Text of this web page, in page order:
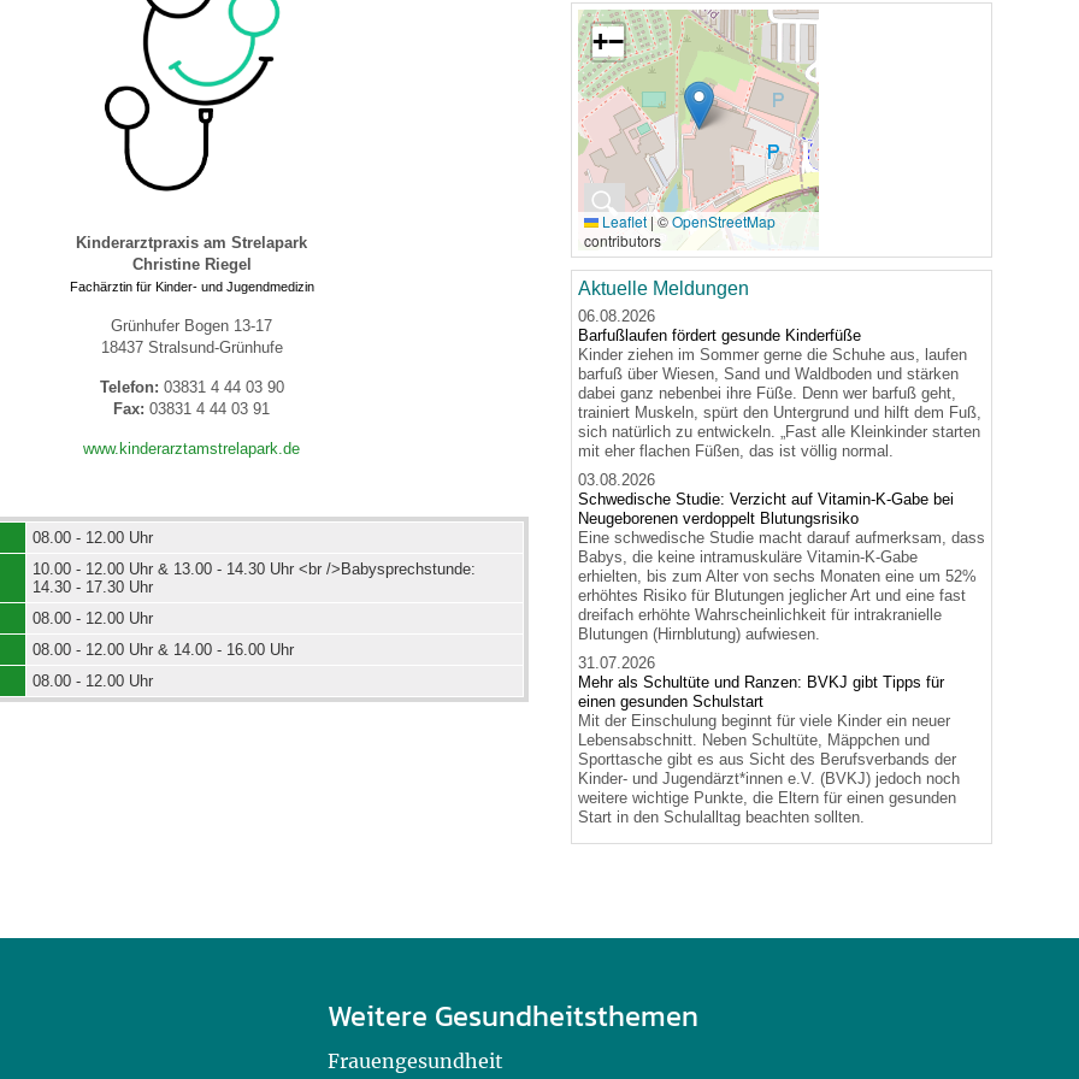
Bildschirmmediengebrauch
Kinderarztpraxis am Strelapark
Christine Riegel
Fachärztin für Kinder- und Jugendmedizin
Grünhufer Bogen 13-17
18437 Stralsund-Grünhufe
Telefon: 03831 4 44 03 90
Fax: 03831 4 44 03 91
www.kinderarztamstrelapark.de
08.00 - 12.00 Uhr
10.00 - 12.00 Uhr & 13.00 - 14.30 Uhr <br />Babysprechstunde:
14.30 - 17.30 Uhr
08.00 - 12.00 Uhr
08.00 - 12.00 Uhr & 14.00 - 16.00 Uhr
08.00 - 12.00 Uhr
🔍
+−
Leaflet |©OpenStreetMap
contributors
Aktuelle Meldungen
06.08.2026
Barfußlaufen fördert gesunde Kinderfüße
Kinder ziehen im Sommer gerne die Schuhe aus, laufen
barfuß über Wiesen, Sand und Waldboden und stärken
dabei ganz nebenbei ihre Füße. Denn wer barfuß geht,
trainiert Muskeln, spürt den Untergrund und hilft dem Fuß,
sich natürlich zu entwickeln. „Fast alle Kleinkinder starten
mit eher flachen Füßen, das ist völlig normal.
03.08.2026
Schwedische Studie: Verzicht auf Vitamin-K-Gabe bei
Neugeborenen verdoppelt Blutungsrisiko
Eine schwedische Studie macht darauf aufmerksam, dass
Babys, die keine intramuskuläre Vitamin-K-Gabe
erhielten, bis zum Alter von sechs Monaten eine um 52%
erhöhtes Risiko für Blutungen jeglicher Art und eine fast
dreifach erhöhte Wahrscheinlichkeit für intrakranielle
Blutungen (Hirnblutung) aufwiesen.
31.07.2026
Mehr als Schultüte und Ranzen: BVKJ gibt Tipps für
einen gesunden Schulstart
Mit der Einschulung beginnt für viele Kinder ein neuer
Lebensabschnitt. Neben Schultüte, Mäppchen und
Sporttasche gibt es aus Sicht des Berufsverbands der
Kinder- und Jugendärzt*innen e.V. (BVKJ) jedoch noch
weitere wichtige Punkte, die Eltern für einen gesunden
Start in den Schulalltag beachten sollten.
Weitere Gesundheitsthemen
Frauengesundheit